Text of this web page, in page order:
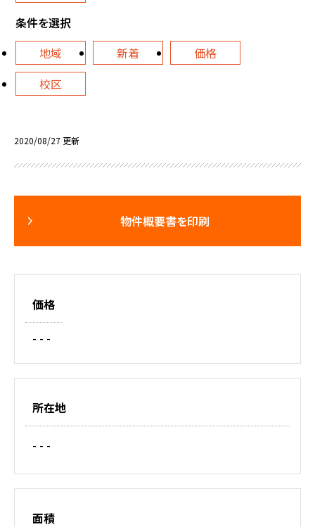
条件を選択
地域
新着
価格
校区
2020/08/27 更新
物件概要書を印刷
価格
- - -
所在地
- - -
面積